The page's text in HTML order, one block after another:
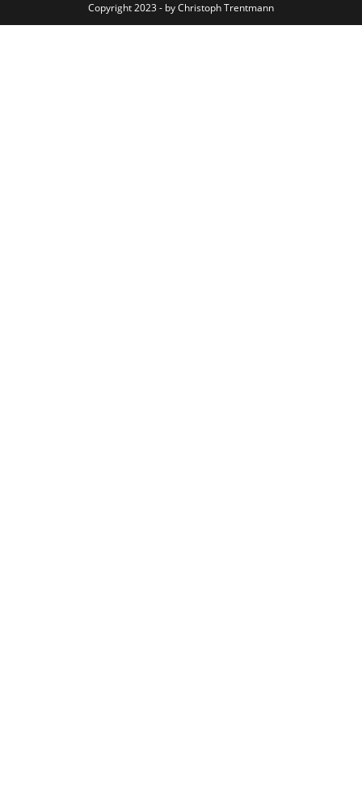
Copyright 2023 - by Christoph Trentmann